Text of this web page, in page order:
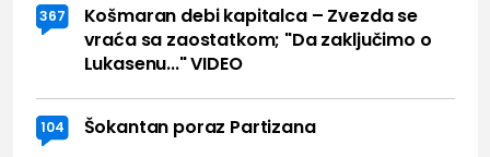
367
Košmaran debi kapitalca – Zvezda se
vraća sa zaostatkom; "Da zaključimo o
Lukasenu..." VIDEO
104 Šokantan poraz Partizana